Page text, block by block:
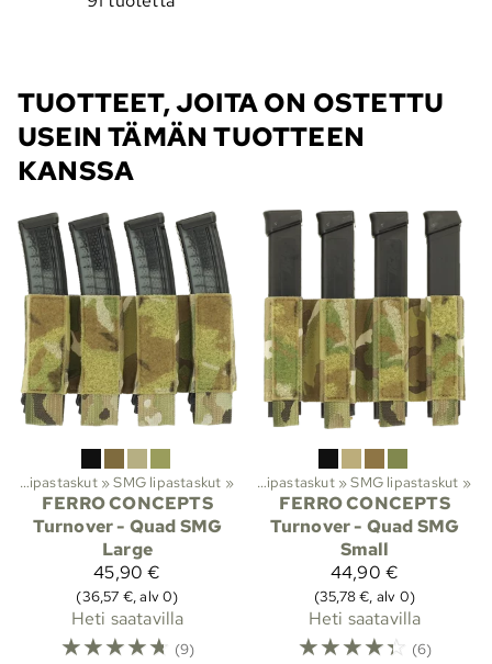
TUOTTEET, JOITA ON OSTETTU
USEIN TÄMÄN TUOTTEEN
KANSSA
Lipastaskut ‪»SMG lipastaskut ‪»
FERRO CONCEPTS
Turnover - Quad SMG
Large
45,90 €
(36,57 €, alv 0)
Heti saatavilla
☆☆☆☆☆ (9)
ja suojat‪»Molle-taskut Lipastaskut ‪»SMG lipastaskut ‪»
FERRO CONCEPTS
Turnover - Quad SMG
Small
44,90 €
(35,78 €, alv 0)
Heti saatavilla
☆☆☆☆☆ (6)